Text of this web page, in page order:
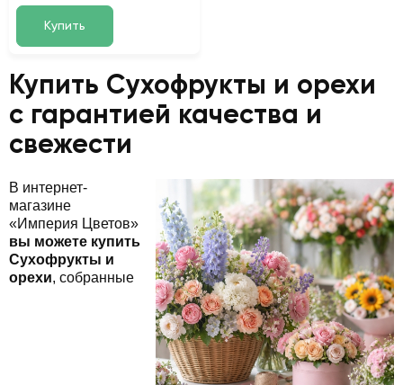
Купить
Купить Сухофрукты и орехи
с гарантией качества и
свежести
В интернет-
магазине
«Империя Цветов»
вы можете купить
Сухофрукты и
орехи, собранные